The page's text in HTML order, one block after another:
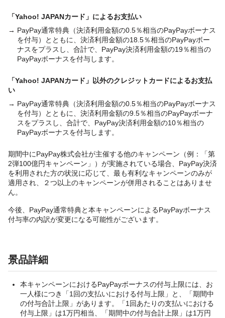
「Yahoo! JAPANカード」によるお支払い
→ PayPay通常特典（決済利用金額の0.5％相当のPayPayボーナス
を付与）とともに、決済利用金額の18.5％相当のPayPayボー
ナスをプラスし、合計で、PayPay決済利用金額の19％相当の
PayPayボーナスを付与します。
「Yahoo! JAPANカード」以外のクレジットカードによるお支払
い
→ PayPay通常特典（決済利用金額の0.5％相当のPayPayボーナス
を付与）とともに、決済利用金額の9.5％相当のPayPayボーナ
スをプラスし、合計で、PayPay決済利用金額の10％相当の
PayPayボーナスを付与します。
期間中にPayPay株式会社が主催する他のキャンペーン（例：「第
2弾100億円キャンペーン」）が実施されている場合、PayPay決済
を利用された方の状況に応じて、最も有利なキャンペーンのみが
適用され、２つ以上のキャンペーンが併用されることはありませ
ん。
今後、PayPay通常特典と本キャンペーンによるPayPayボーナス
付与率の内訳が変更になる可能性がございます。
景品詳細
本キャンペーンにおけるPayPayボーナスの付与上限には、お
一人様につき「1回の支払いにおける付与上限」と、「期間中
の付与合計上限」があります。「1回あたりの支払いにおける
付与上限」は1万円相当、「期間中の付与合計上限」は1万円